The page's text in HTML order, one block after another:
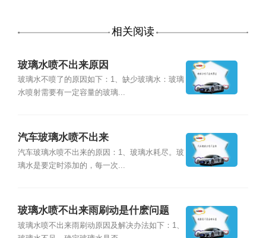
相关阅读
玻璃水喷不出来原因
玻璃水不喷了的原因如下：1、缺少玻璃水：玻璃
水喷射需要有一定容量的玻璃...
汽车玻璃水喷不出来
汽车玻璃水喷不出来的原因：1、玻璃水耗尽。玻
璃水是要定时添加的，每一次...
玻璃水喷不出来雨刷动是什麽问题
玻璃水喷不出来雨刷动原因及解决办法如下：1、